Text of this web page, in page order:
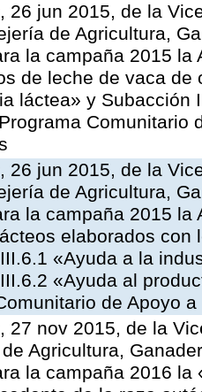
26 jun 2015, de la
de Agricultura,
la campaña 2015
de leche de vaca
láctea» y Subacción
Comunitario
26 jun 2015, de la
de Agricultura,
la campaña 2015
elaborados
«Ayuda a la
«Ayuda al
de Apoyo
27 nov 2015, de la
Agricultura,
la campaña 2016